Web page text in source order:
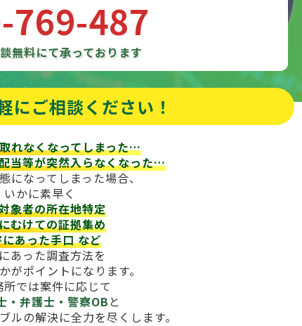
769-487
無料にて承っております
にご相談ください！
れなくなってしまった…
当等が突然入らなくなった…
になってしまった場合、
いかに素早く
象者の所在地特定
むけての証拠集め
あった手口など
あった調査方法を
がポイントになります。
所では案件に応じて
・弁護士・警察OB と
ルの解決に全力を尽くします。